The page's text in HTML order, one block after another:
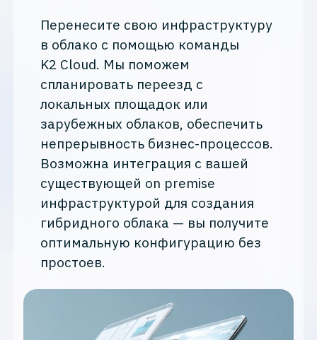
Перенесите свою инфраструктуру
в облако с помощью команды
K2 Cloud. Мы поможем
спланировать переезд с
локальных площадок или
зарубежных облаков, обеспечить
непрерывность бизнес-процессов.
Возможна интеграция с вашей
существующей on premise
инфраструктурой для создания
гибридного облака — вы получите
оптимальную конфигурацию без
простоев.